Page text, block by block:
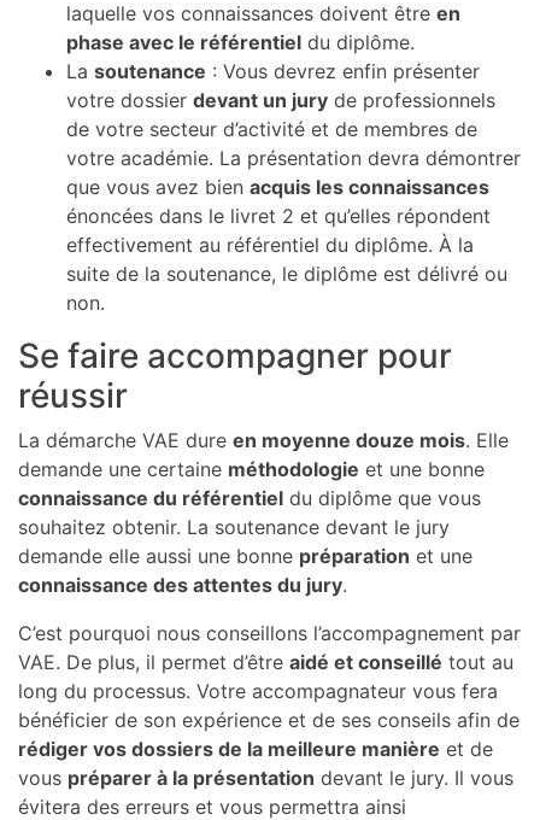
laquelle vos connaissances doivent être en
phase avec le référentiel du diplôme.
La soutenance : Vous devrez enfin présenter
votre dossier devant un jury de professionnels
de votre secteur d’activité et de membres de
votre académie. La présentation devra démontrer
que vous avez bien acquis les connaissances
énoncées dans le livret 2 et qu’elles répondent
effectivement au référentiel du diplôme. À la
suite de la soutenance, le diplôme est délivré ou
non.
Se faire accompagner pour
réussir
La démarche VAE dure en moyenne douze mois. Elle
demande une certaine méthodologie et une bonne
connaissance du référentiel du diplôme que vous
souhaitez obtenir. La soutenance devant le jury
demande elle aussi une bonne préparation et une
connaissance des attentes du jury.
C’est pourquoi nous conseillons l’accompagnement par
VAE. De plus, il permet d’être aidé et conseillé tout au
long du processus. Votre accompagnateur vous fera
bénéficier de son expérience et de ses conseils afin de
rédiger vos dossiers de la meilleure manière et de
vous préparer à la présentation devant le jury. Il vous
évitera des erreurs et vous permettra ainsi